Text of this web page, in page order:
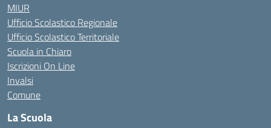
MIUR
Ufficio Scolastico Regionale
Ufficio Scolastico Territoriale
Scuola in Chiaro
Iscrizioni On Line
Invalsi
Comune
La Scuola